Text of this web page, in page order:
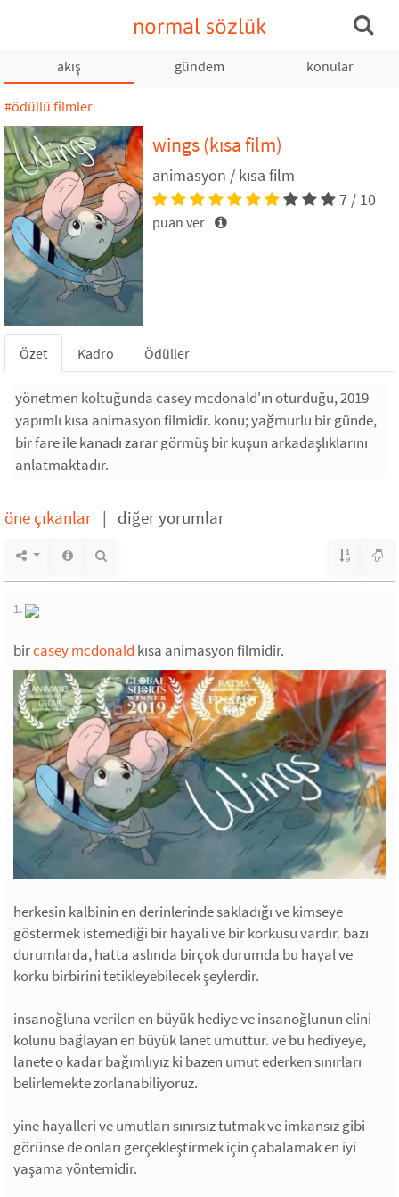
normal sözlük
akış gündem konular
#ödüllü filmler
wings (kısa film)
animasyon / kısa film
7 / 10
puan ver
Özet Kadro Ödüller
yönetmen koltuğunda casey mcdonald'ın oturduğu, 2019
yapımlı kısa animasyon filmidir. konu; yağmurlu bir günde,
bir fare ile kanadı zarar görmüş bir kuşun arkadaşlıklarını
anlatmaktadır.
öne çıkanlar | diğer yorumlar
1.
bircasey mcdonald kısa animasyon filmidir.
herkesin kalbinin en derinlerinde sakladığı ve kimseye
göstermek istemediği bir hayali ve bir korkusu vardır. bazı
durumlarda, hatta aslında birçok durumda bu hayal ve
korku birbirini tetikleyebilecek şeylerdir.
insanoğluna verilen en büyük hediye ve insanoğlunun elini
kolunu bağlayan en büyük lanet umuttur. ve bu hediyeye,
lanete o kadar bağımlıyız ki bazen umut ederken sınırları
belirlemekte zorlanabiliyoruz.
yine hayalleri ve umutları sınırsız tutmak ve imkansız gibi
görünse de onları gerçekleştirmek için çabalamak en iyi
yaşama yöntemidir.